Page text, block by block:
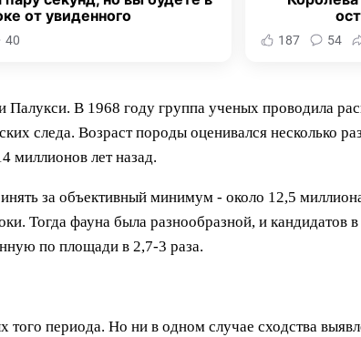
от увиденного
40 187 54
В 1968 году группа ученых проводила
следа. Возраст породы оценивался несколько
миллионов лет назад.
за объективный минимум - около 12,5
Тогда фауна была разнообразной, и кандидатов в
по площади в 2,7-3 раза.
периода. Но ни в одном случае сходства